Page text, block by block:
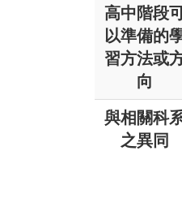
高中階段
以準備的
習方法或
向
與相關科
之異同